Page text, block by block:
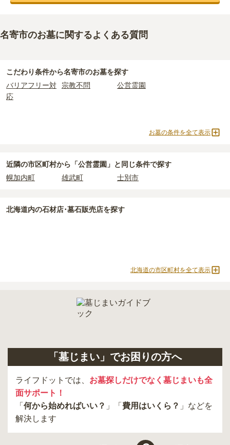
名寄市のお墓に関するよくある質問
こだわり条件から名寄市のお墓を探す
バリアフリー対
応
宗教不問 公営霊園
お墓の条件を全て表示
近隣の市区町村から 「公営霊園」と 同じ条件で探す
幌加内町
雄武町 士別市
北海道内の石材店･墓石販売店を探す
北海道の市区町村を全て表示
「墓じまい」でお困りの方へ
ライフドットでは、 お墓探しだけでなく墓じまいも全
面サポート！
「 何から始めればいい？ 」「 費用はいくら？ 」などを
解決します